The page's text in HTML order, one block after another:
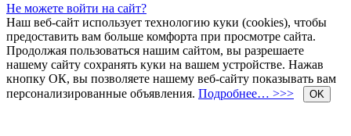
Не можете войти на сайт?
Наш веб-сайт использует технологию куки (cookies), чтобы
предоставить вам больше комфорта при просмотре сайта.
Продолжая пользоваться нашим сайтом, вы разрешаете
нашему сайту сохранять куки на вашем устройстве. Нажав
кнопку ОК, вы позволяете нашему веб-сайту показывать вам
персонализированные объявления. Подробнее… >>> OK